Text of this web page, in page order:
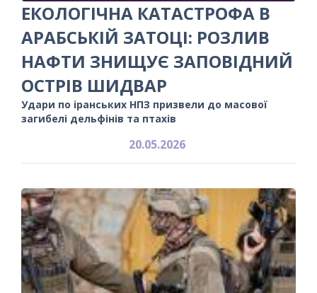
ЕКОЛОГІЧНА КАТАСТРОФА В
АРАБСЬКІЙ ЗАТОЦІ: РОЗЛИВ
НАФТИ ЗНИЩУЄ ЗАПОВІДНИЙ
ОСТРІВ ШИДВАР
Удари по іранських НПЗ призвели до масової
загибелі дельфінів та птахів
20.05.2026